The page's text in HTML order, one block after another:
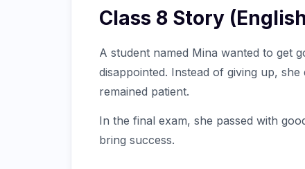
Class 8 Story
A student named Mina wanted to get
disappointed. Instead of giving up,
remained patient.
In the final exam, she passed with
bring success.